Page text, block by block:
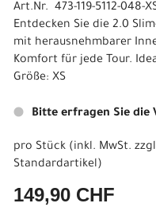
Art.Nr. 473-119-5112-048-
Entdecken Sie die 2.0
mit herausnehmbarer
Komfort für jede Tour.
Größe: XS
Bitte erfragen Sie die
pro Stück (inkl. MwSt.
Standardartikel)
149,90 CHF